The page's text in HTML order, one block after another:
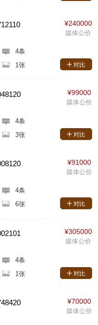
4条
1张
¥240000
媒体公价
对比
4条
3张
¥99000
媒体公价
对比
4条
6张
¥91000
媒体公价
对比
4条
1张
¥305000
媒体公价
对比
¥70000
媒体公价